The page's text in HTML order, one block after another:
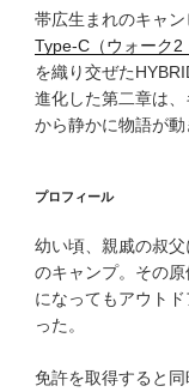
帯広生まれのキャ
Type‑C（ウォーク2
を織り交ぜた
進化した第二章は
から静かに物語が動
プロフィール
幼い頃、親戚の叔
のキャンプ。その
になってもアウト
った。
免許を取得すると同